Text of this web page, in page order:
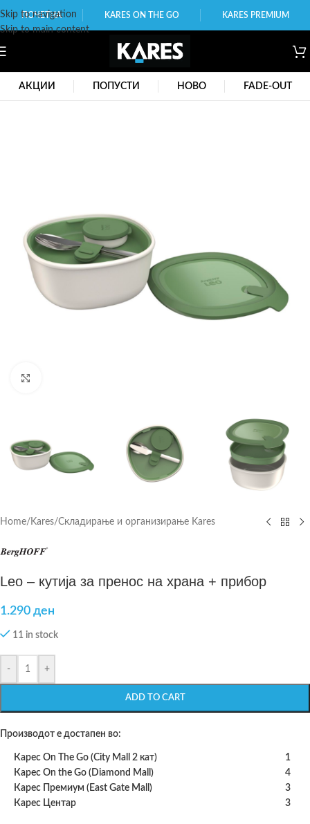
Skip to navigation
Skip to main content
ПОЧЕТНА KARES ON THE GO KARES PREMIUM
АКЦИИ ПОПУСТИ НОВО FADE-OUT
Home/ Kares/Складирање и организирање Kares
Leo – кутија за пренос на храна + прибор
1.290 ден
11 in stock
- +
ADD TO CART
Производот е достапен во:
Карес On The Go (City Mall 2 кат)
1
Карес On the Go (Diamond Mall)
4
Карес Премиум (East Gate Mall)
3
Карес Центар
3